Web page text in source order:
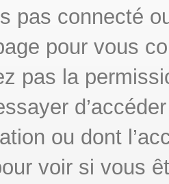
pas connecté
pour vous
pas la
ou dont
voir si vous